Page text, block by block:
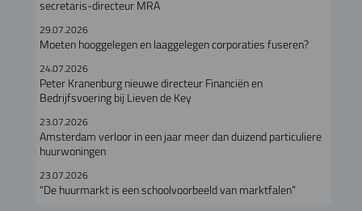
secretaris-directeur MRA
29.07.2026
Moeten hooggelegen en laaggelegen corporaties fuseren?
24.07.2026
Peter Kranenburg nieuwe directeur Financiën en
Bedrijfsvoering bij Lieven de Key
23.07.2026
Amsterdam verloor in een jaar meer dan duizend particuliere
huurwoningen
23.07.2026
“De huurmarkt is een schoolvoorbeeld van marktfalen”